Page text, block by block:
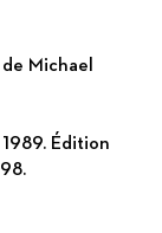
Michael
Édition